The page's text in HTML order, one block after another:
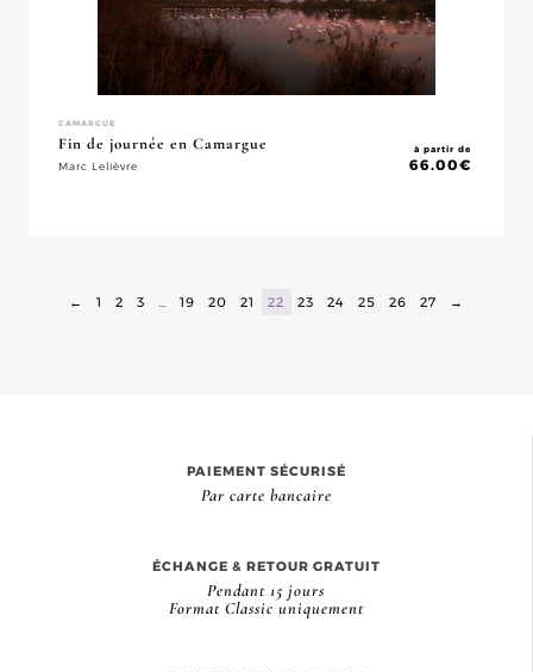
CAMARGUE
Fin de journée en Camargue
Marc Lelièvre
à partir de
66.00€
← 1 2 3 … 19 20 21 22 23 24 25 26 27 →
PAIEMENT SÉCURISÉ
Par carte bancaire
ÉCHANGE & RETOUR GRATUIT
Pendant 15 jours
Format Classic uniquement